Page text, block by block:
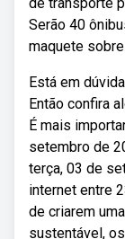
Serão 40
maquete
Está em
Então confira
É mais
setembro de
terça, 03 de
internet entre
de criarem
sustentável,